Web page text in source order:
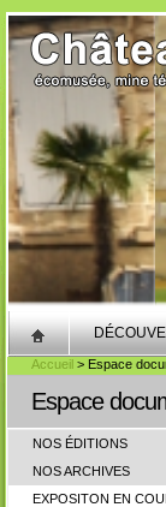
Accueil > Espace
Espace
NOS ÉDITIONS
NOS ARCHIVES
EXPOSITON EN